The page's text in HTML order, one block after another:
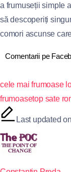
a frumuseții simple
să descoperiți
comori ascunse
Comentarii pe
cele mai frumoase
frumoasetop sate
Last updated